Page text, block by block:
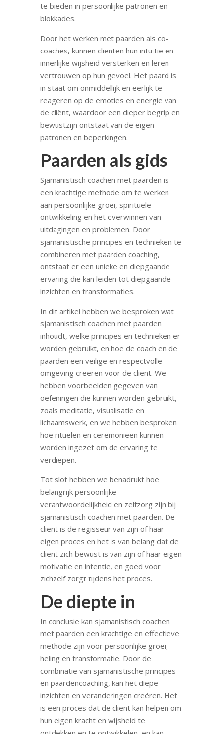
te bieden in persoonlijke patronen en
blokkades.
Door het werken met paarden als co-
coaches, kunnen cliënten hun intuïtie en
innerlijke wijsheid versterken en leren
vertrouwen op hun gevoel. Het paard is
in staat om onmiddellijk en eerlijk te
reageren op de emoties en energie van
de cliënt, waardoor een dieper begrip en
bewustzijn ontstaat van de eigen
patronen en beperkingen.
Paarden als gids
Sjamanistisch coachen met paarden is
een krachtige methode om te werken
aan persoonlijke groei, spirituele
ontwikkeling en het overwinnen van
uitdagingen en problemen. Door
sjamanistische principes en technieken te
combineren met paarden coaching,
ontstaat er een unieke en diepgaande
ervaring die kan leiden tot diepgaande
inzichten en transformaties.
In dit artikel hebben we besproken wat
sjamanistisch coachen met paarden
inhoudt, welke principes en technieken er
worden gebruikt, en hoe de coach en de
paarden een veilige en respectvolle
omgeving creëren voor de cliënt. We
hebben voorbeelden gegeven van
oefeningen die kunnen worden gebruikt,
zoals meditatie, visualisatie en
lichaamswerk, en we hebben besproken
hoe rituelen en ceremonieën kunnen
worden ingezet om de ervaring te
verdiepen.
Tot slot hebben we benadrukt hoe
belangrijk persoonlijke
verantwoordelijkheid en zelfzorg zijn bij
sjamanistisch coachen met paarden. De
cliënt is de regisseur van zijn of haar
eigen proces en het is van belang dat de
cliënt zich bewust is van zijn of haar eigen
motivatie en intentie, en goed voor
zichzelf zorgt tijdens het proces.
De diepte in
In conclusie kan sjamanistisch coachen
met paarden een krachtige en effectieve
methode zijn voor persoonlijke groei,
heling en transformatie. Door de
combinatie van sjamanistische principes
en paardencoaching, kan het diepe
inzichten en veranderingen creëren. Het
is een proces dat de cliënt kan helpen om
hun eigen kracht en wijsheid te